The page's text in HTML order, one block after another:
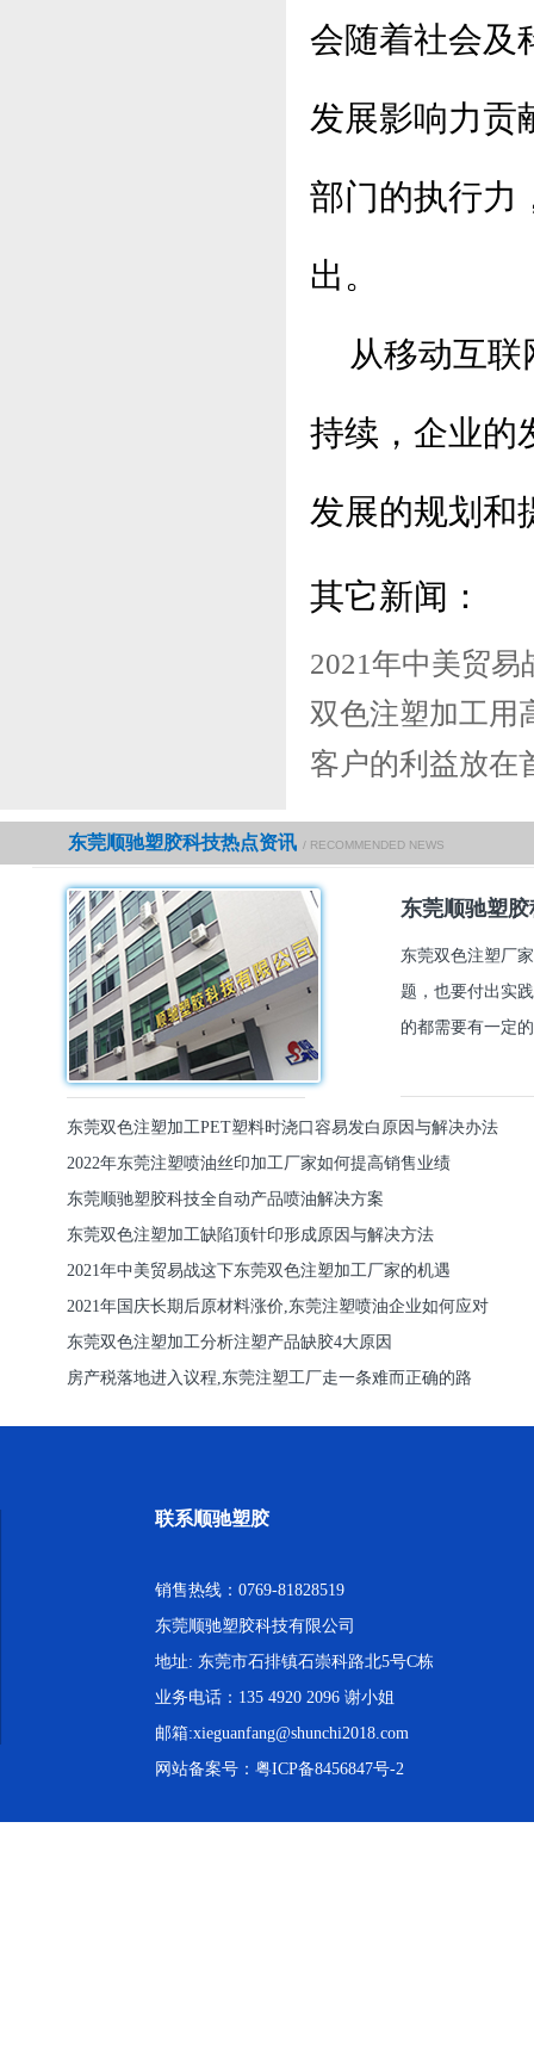
会随着社会及
发展影响力贡
部门的执行力
出。
从移动互联
持续，企业的
发展的规划和
其它新闻：
2021年中美贸
双色注塑加工用
客户的利益放在
东莞顺驰塑胶科技热点资讯 / RECOMMENDED NEWS
东莞顺驰塑
东莞双色注塑厂
题，也要付出实
的都需要有一定
东莞双色注塑加工PET塑料时浇口容易发白原因与解决办法
2022年东莞注塑喷油丝印加工厂家如何提高销售业绩
东莞顺驰塑胶科技全自动产品喷油解决方案
东莞双色注塑加工缺陷顶针印形成原因与解决方法
2021年中美贸易战这下东莞双色注塑加工厂家的机遇
2021年国庆长期后原材料涨价,东莞注塑喷油企业如何应对
东莞双色注塑加工分析注塑产品缺胶4大原因
房产税落地进入议程,东莞注塑工厂走一条难而正确的路
联系顺驰塑胶
销售热线：0769-81828519
东莞顺驰塑胶科技有限公司
地址: 东莞市石排镇石崇科路北5号C栋
业务电话：135 4920 2096 谢小姐
邮箱:xieguanfang@shunchi2018.com
网站备案号： 粤ICP备8456847号-2